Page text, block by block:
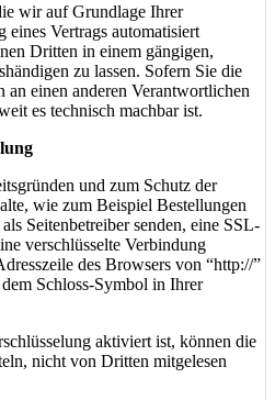
wir auf Grundlage Ihrer
Vertrags automatisiert
Dritten in einem gängigen,
zu lassen. Sofern Sie die
an einen anderen Verantwortlichen
es technisch machbar ist.
und zum Schutz der
wie zum Beispiel Bestellungen
Seitenbetreiber senden, eine SSL-
verschlüsselte Verbindung
des Browsers von “http://”
Schloss-Symbol in Ihrer
aktiviert ist, können die
nicht von Dritten mitgelesen